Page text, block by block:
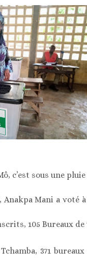
c’est sous une
Mani a voté
105 Bureaux
371